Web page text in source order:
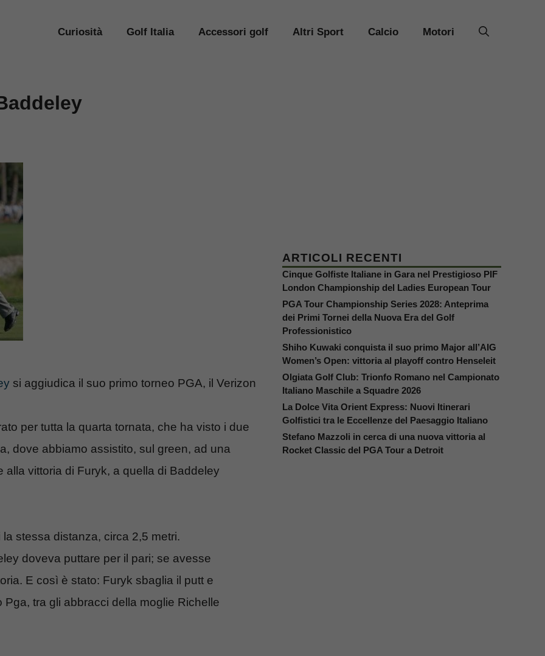
Curiosità Golf Italia Accessori golf Altri Sport Calcio Motori
si aggiudica il suo primo torneo PGA, il Verizon
per tutta la quarta tornata, che ha visto i due
dove abbiamo assistito, sul green, ad una
vittoria di Furyk, a quella di Baddeley
stessa distanza, circa 2,5 metri.
doveva puttare per il pari; se avesse
E così è stato: Furyk sbaglia il putt e
tra gli abbracci della moglie Richelle
ARTICOLI RECENTI
Cinque Golfiste Italiane in Gara nel Prestigioso PIF
London Championship del Ladies European Tour
PGA Tour Championship Series 2028: Anteprima
dei Primi Tornei della Nuova Era del Golf
Professionistico
Shiho Kuwaki conquista il suo primo Major all’AIG
Women’s Open: vittoria al playoff contro Henseleit
Olgiata Golf Club: Trionfo Romano nel Campionato
Italiano Maschile a Squadre 2026
La Dolce Vita Orient Express: Nuovi Itinerari
Golfistici tra le Eccellenze del Paesaggio Italiano
Stefano Mazzoli in cerca di una nuova vittoria al
Rocket Classic del PGA Tour a Detroit